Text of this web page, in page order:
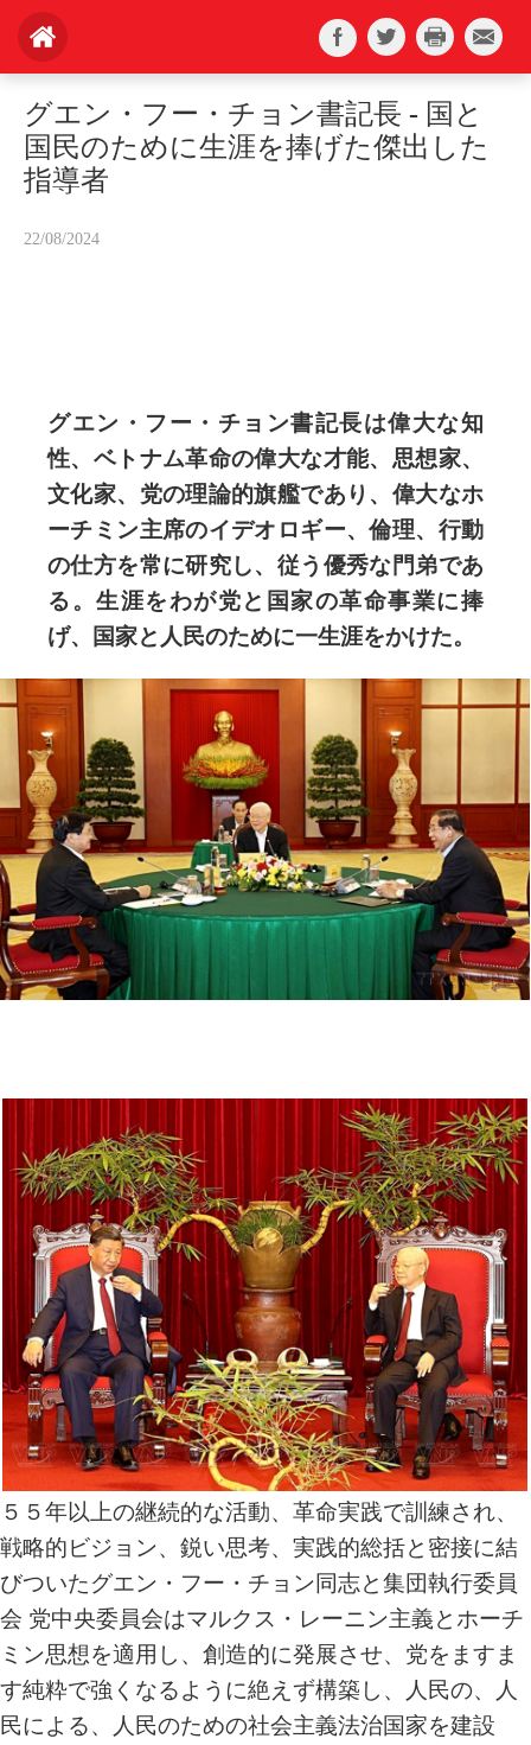
グエン・フー・チョン書記長 - 国と
国民のために生涯を捧げた傑出した
指導者
22/08/2024
グエン・フー・チョン書記長は偉大な知
性、ベトナム革命の偉大な才能、思想家、
文化家、党の理論的旗艦であり、偉大なホ
ーチミン主席のイデオロギー、倫理、行動
の仕方を常に研究し、従う優秀な門弟であ
る。生涯をわが党と国家の革命事業に捧
げ、国家と人民のために一生涯をかけた。
５５年以上の継続的な活動、革命実践で訓練され、
戦略的ビジョン、鋭い思考、実践的総括と密接に結
びついたグエン・フー・チョン同志と集団執行委員
会 党中央委員会はマルクス・レーニン主義とホーチ
ミン思想を適用し、創造的に発展させ、党をますま
す純粋で強くなるように絶えず構築し、人民の、人
民による、人民のための社会主義法治国家を建設